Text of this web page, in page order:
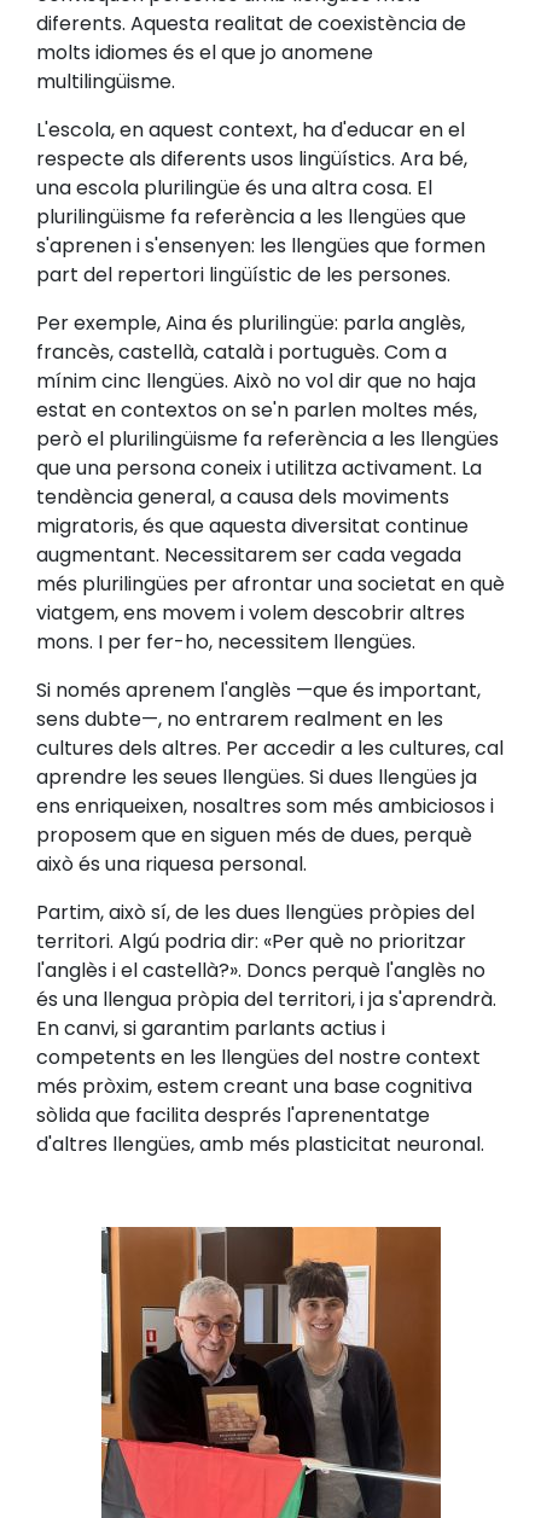
diferents. Aquesta realitat de coexistència de
molts idiomes és el que jo anomene
multilingüisme.
L'escola, en aquest context, ha d'educar en el
respecte als diferents usos lingüístics. Ara bé,
una escola plurilingüe és una altra cosa. El
plurilingüisme fa referència a les llengües que
s'aprenen i s'ensenyen: les llengües que formen
part del repertori lingüístic de les persones.
Per exemple, Aina és plurilingüe: parla anglès,
francès, castellà, català i portuguès. Com a
mínim cinc llengües. Això no vol dir que no haja
estat en contextos on se'n parlen moltes més,
però el plurilingüisme fa referència a les llengües
que una persona coneix i utilitza activament. La
tendència general, a causa dels moviments
migratoris, és que aquesta diversitat continue
augmentant. Necessitarem ser cada vegada
més plurilingües per afrontar una societat en què
viatgem, ens movem i volem descobrir altres
mons. I per fer-ho, necessitem llengües.
Si només aprenem l'anglès —que és important,
sens dubte—, no entrarem realment en les
cultures dels altres. Per accedir a les cultures, cal
aprendre les seues llengües. Si dues llengües ja
ens enriqueixen, nosaltres som més ambiciosos i
proposem que en siguen més de dues, perquè
això és una riquesa personal.
Partim, això sí, de les dues llengües pròpies del
territori. Algú podria dir: «Per què no prioritzar
l'anglès i el castellà?». Doncs perquè l'anglès no
és una llengua pròpia del territori, i ja s'aprendrà.
En canvi, si garantim parlants actius i
competents en les llengües del nostre context
més pròxim, estem creant una base cognitiva
sòlida que facilita després l'aprenentatge
d'altres llengües, amb més plasticitat neuronal.